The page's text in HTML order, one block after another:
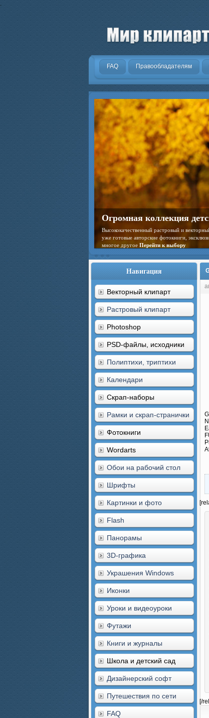
.
FAQ Правообладателям
Огромная коллекция
Высококачественный растровый и
уже готовые авторские фотокниги,
многое другое Перейти к выбору
Навигация
Векторный клипарт
Растровый клипарт
Photoshop
PSD-файлы, исходники
Полиптихи, триптихи
Календари
Скрап-наборы
Рамки и скрап-странички
Фотокниги
Wordarts
Обои на рабочий стол
Шрифты
Картинки и фото
Flash
Панорамы
3D-графика
Украшения Windows
Иконки
Уроки и видеоуроки
Футажи
Книги и журналы
Школа и детский сад
Дизайнерский софт
Путешествия по сети
FAQ
[/